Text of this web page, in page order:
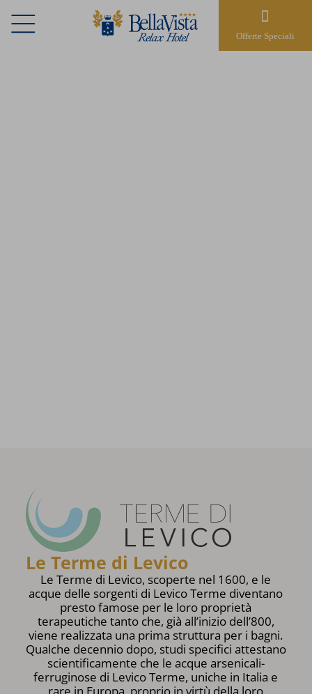
Offerte Speciali
Le Terme di Levico
Le Terme di Levico, scoperte nel 1600, e le
acque delle sorgenti di Levico Terme diventano
presto famose per le loro proprietà
terapeutiche tanto che, già all’inizio dell’800,
viene realizzata una prima struttura per i bagni.
Qualche decennio dopo, studi specifici attestano
scientificamente che le acque arsenicali-
ferruginose di Levico Terme, uniche in Italia e